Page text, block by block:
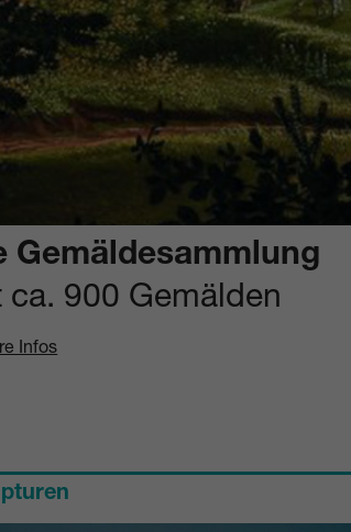
Gemäldesammlung
ca. 900 Gemälden
Infos